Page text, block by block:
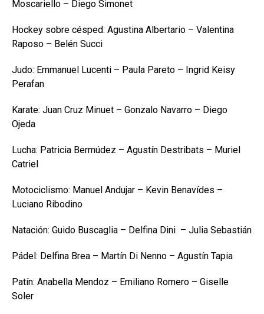
Moscariello – Diego Simonet
Hockey sobre césped: Agustina Albertario – Valentina
Raposo – Belén Succi
Judo: Emmanuel Lucenti – Paula Pareto – Ingrid Keisy
Perafan
Karate: Juan Cruz Minuet – Gonzalo Navarro – Diego
Ojeda
Lucha: Patricia Bermúdez – Agustín Destribats – Muriel
Catriel
Motociclismo: Manuel Andujar – Kevin Benavídes –
Luciano Ribodino
Natación: Guido Buscaglia – Delfina Dini – Julia Sebastián
Pádel: Delfina Brea – Martín Di Nenno – Agustín Tapia
Patín: Anabella Mendoz – Emiliano Romero – Giselle
Soler